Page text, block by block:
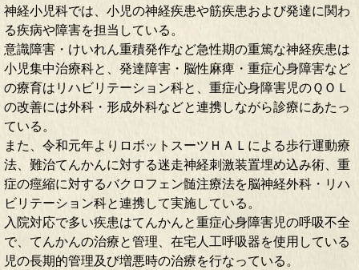
神経小児科では、小児の神経疾患や筋疾患および発達に関わ
る疾病や障害を担当している。
意識障害・けいれん重積発作など急性期の重篤な神経疾患は
小児集中治療科と、発達障害・脳性麻痺・重症心身障害など
の療育はリハビリテーション科と、重症心身障害児のＱＯＬ
の改善には外科・形成外科などと連携しながら診療にあたっ
ている。
また、令和元年よりロボットスーツＨＡＬによる歩行運動療
法、難治てんかんに対する迷走神経刺激装置埋め込み術、重
症の痙縮に対するバクロフェン髄注療法を脳神経外科・リハ
ビリテーション科と連携して実施している。
入院対応で多い疾患はてんかんと重症心身障害児の呼吸不全
で、てんかんの治療と管理、在宅人工呼吸器を使用している
児の長期的管理及び増悪時の治療を行なっている。